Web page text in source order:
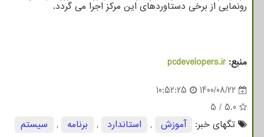
رونمایی از برخی دستاوردهای این مرکز اجرا می گردد.
منبع:pcdevelopers.ir
1400/08/22
10:52:25
5.0
/
5
تگهای خبر:
آموزش , استاندارد , برنامه ,
سیستم